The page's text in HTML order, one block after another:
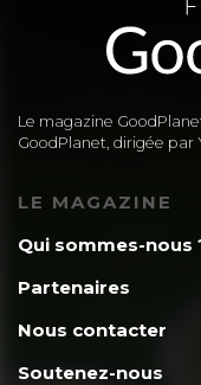
Le magazine
GoodPlanet, dirigée par
LE MAGAZINE
Qui sommes-nous
Partenaires
Nous contacter
Soutenez-nous